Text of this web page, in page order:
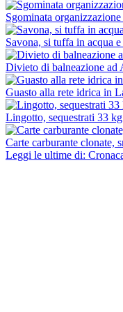
Sgominata
Savona, si tuffa in acqua
Divieto di balneazione ad
Guasto alla rete idrica in
Lingotto, sequestrati 33
Carte carburante clonate,
Leggi le ultime di: